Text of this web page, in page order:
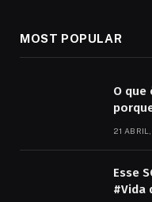
MOST POPULAR
O que
21
Esse
#Vida